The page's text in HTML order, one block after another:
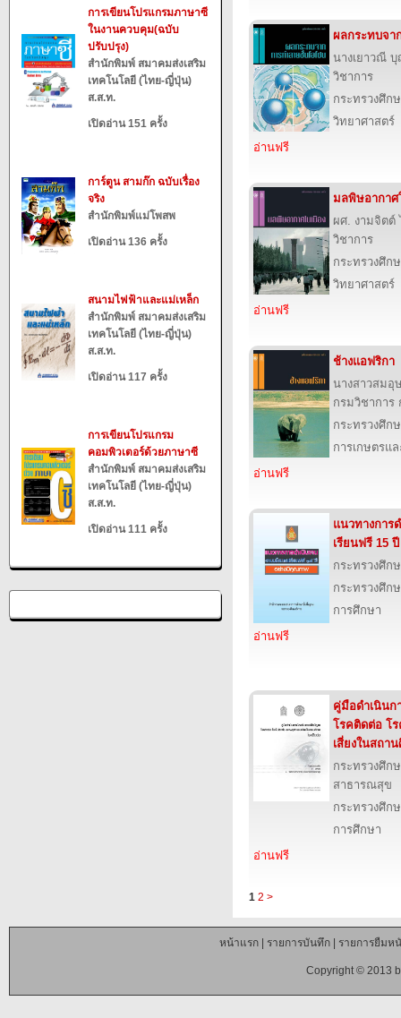
การเขียนโปรแกรมภาษาซี
ในงานควบคุม(ฉบับ
ปรับปรุง)
สำนักพิมพ์ สมาคมส่งเสริม
เทคโนโลยี (ไทย-ญี่ปุ่น)
ส.ส.ท.
เปิดอ่าน 151 ครั้ง
การ์ตูน สามก๊ก ฉบับเรื่อง
จริง
สำนักพิมพ์แม่โพสพ
เปิดอ่าน 136 ครั้ง
สนามไฟฟ้าและแม่เหล็ก
สำนักพิมพ์ สมาคมส่งเสริม
เทคโนโลยี (ไทย-ญี่ปุ่น)
ส.ส.ท.
เปิดอ่าน 117 ครั้ง
การเขียนโปรแกรม
คอมพิวเตอร์ด้วยภาษาซี
สำนักพิมพ์ สมาคมส่งเสริม
เทคโนโลยี (ไทย-ญี่ปุ่น)
ส.ส.ท.
เปิดอ่าน 111 ครั้ง
ผลกระทบจา
นางเยาวณี
วิชาการ
กระทรวงศึก
วิทยาศาสตร์
อ่านฟรี
มลพิษอากาศ
ผศ. งามจิต
วิชาการ
กระทรวงศึก
วิทยาศาสตร์
อ่านฟรี
ช้างแอฟริกา
นางสาวสม
กรมวิชาการ
กระทรวงศึก
การเกษตรแ
อ่านฟรี
แนวทางการ
เรียนฟรี 15
กระทรวงศึก
กระทรวงศึก
การศึกษา
อ่านฟรี
คู่มือดำเนินก
โรคติดต่อ โ
เสี่ยงในสถา
กระทรวงศึก
สาธารณสุข
กระทรวงศึก
การศึกษา
อ่านฟรี
1 2 >
หน้าแรก| รายการบันทึก| รายการยืมห
Copyright © 2013